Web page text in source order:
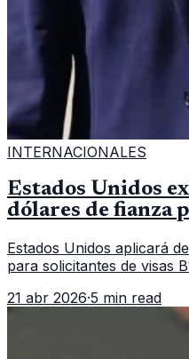
INTERNACIONALES
Estados Unidos
dólares de fianza
Estados Unidos aplicará
para solicitantes de visas
nuevas políticas migratorias.
21 abr 2026·5 min read